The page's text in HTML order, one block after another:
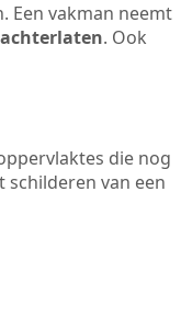
Een vakman neemt
. Ook
die nog
van een